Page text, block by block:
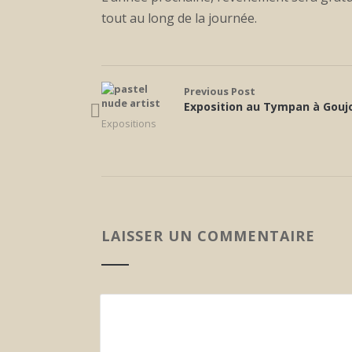
tout au long de la journée.
Previous Post
Exposition au Tympan à
Expositions
LAISSER UN COMMENTAIRE